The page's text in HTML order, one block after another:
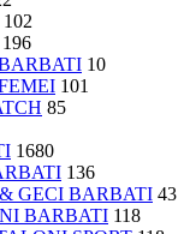
102
196
10
101
85
1680
136
GECI BARBATI 43
BARBATI 118